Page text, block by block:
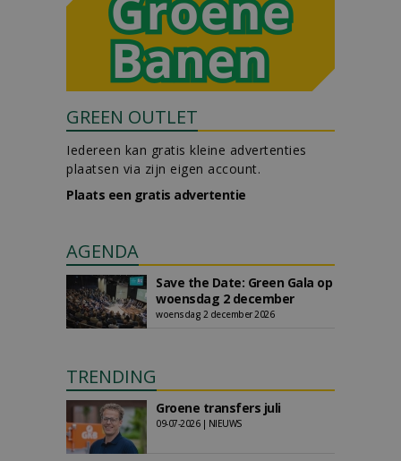
GREEN OUTLET
Iedereen kan gratis kleine advertenties
plaatsen via zijn eigen account.
Plaats een gratis advertentie
AGENDA
Save the Date: Green Gala op
woensdag 2 december
woensdag 2 december 2026
TRENDING
Groene transfers juli
09-07-2026 | NIEUWS